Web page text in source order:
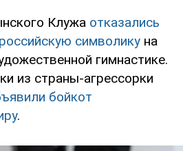
Клужа отказались
символику на
гимнастике.
из страны-агрессорки
бойкот
.